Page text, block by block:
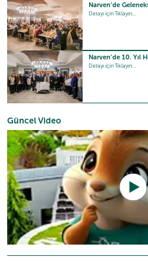
Narven’de
Detayı için Tıklayın...
Narven’de 10. Yıl
Detayı için Tıklayın...
Güncel Video